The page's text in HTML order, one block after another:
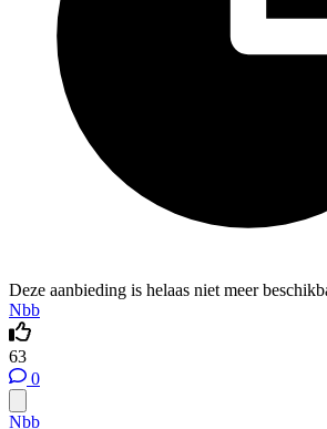
Deze aanbieding is helaas niet meer
Nbb
63
0
Nbb